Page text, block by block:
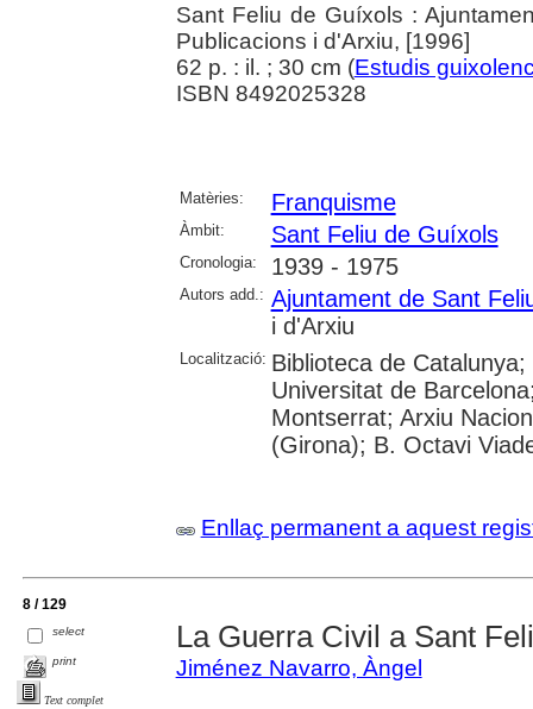
Sant Feliu de Guíxols :
Publicacions i d'Arxiu, [1996]
62 p. : il. ; 30 cm (Estudis
ISBN 8492025328
Matèries: Franquisme
Àmbit: Sant Feliu de Guíxols
Cronologia: 1939 - 1975
Autors add.: Ajuntament de Sant
i d'Arxiu
Localització: Biblioteca de
Universitat de
Montserrat; Arxiu
(Girona); B. Octavi
Enllaç permanent a aquest
8 / 129
select
print
Text complet
La Guerra Civil a Sant
Jiménez Navarro, Àngel